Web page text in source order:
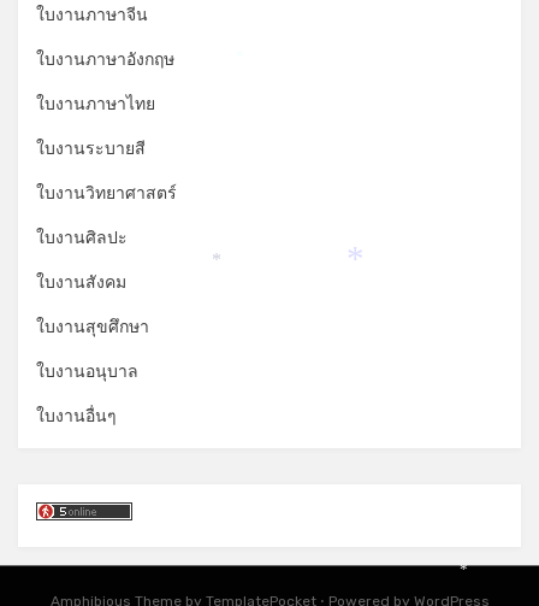
ใบงานภาษาจีน
ใบงานภาษาอังกฤษ
ใบงานภาษาไทย
ใบงานระบายสี
ใบงานวิทยาศาสตร์
ใบงานศิลปะ
ใบงานสังคม
ใบงานสุขศึกษา
ใบงานอนุบาล
ใบงานอื่นๆ
Amphibious Theme by TemplatePocket ⋅ Powered by WordPress